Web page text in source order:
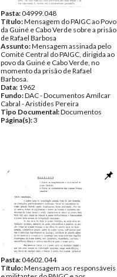
Pasta:04999.048
Título:Mensagem do PAIGC ao Povo
da Guiné e Cabo Verde sobre a prisão
de Rafael Barbosa
Assunto:Mensagem assinada pelo
Comité Central do PAIGC, dirigida ao
povo da Guiné e Cabo Verde, no
momento da prisão de Rafael
Barbosa.
Data: 1962
Fundo:DAC - Documentos Amílcar
Cabral - Aristides Pereira
Tipo Documental:Documentos
Página(s):3
Pasta:04602.044
Título:Mensagem aos responsáveis